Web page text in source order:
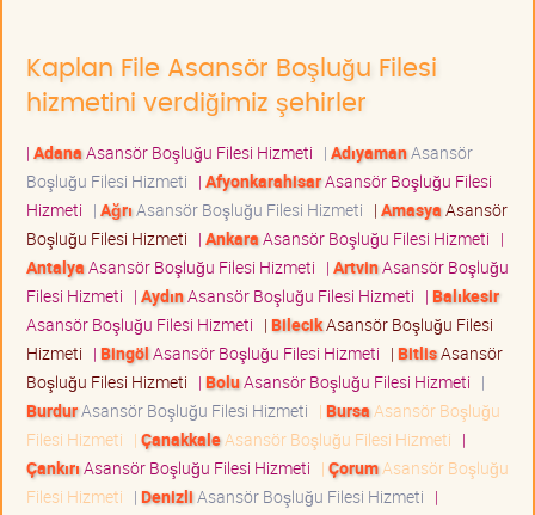
Kaplan File Asansör Boşluğu Filesi
hizmetini verdiğimiz şehirler
| AdanaAsansör Boşluğu Filesi Hizmeti | AdıyamanAsansör
Boşluğu Filesi Hizmeti | AfyonkarahisarAsansör Boşluğu Filesi
Hizmeti | AğrıAsansör Boşluğu Filesi Hizmeti | AmasyaAsansör
Boşluğu Filesi Hizmeti | AnkaraAsansör Boşluğu Filesi Hizmeti |
AntalyaAsansör Boşluğu Filesi Hizmeti | ArtvinAsansör Boşluğu
Filesi Hizmeti | AydınAsansör Boşluğu Filesi Hizmeti | Balıkesir
Asansör Boşluğu Filesi Hizmeti | BilecikAsansör Boşluğu Filesi
Hizmeti | BingölAsansör Boşluğu Filesi Hizmeti | BitlisAsansör
Boşluğu Filesi Hizmeti | BoluAsansör Boşluğu Filesi Hizmeti |
BurdurAsansör Boşluğu Filesi Hizmeti | Bursa Asansör Boşluğu
Filesi Hizmeti | ÇanakkaleAsansör Boşluğu Filesi Hizmeti |
ÇankırıAsansör Boşluğu Filesi Hizmeti | ÇorumAsansör Boşluğu
Filesi Hizmeti | DenizliAsansör Boşluğu Filesi Hizmeti |